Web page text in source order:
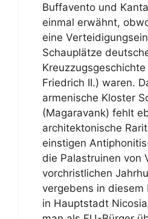
Buffavento und
einmal erwähnt,
eine
Schauplätze
Friedrich II.) waren.
armenische Kloster
(Magaravank) fehlt
architektonische
einstigen
die Palastruinen von
vorchristlichen
vergebens in diesem
in Hauptstadt